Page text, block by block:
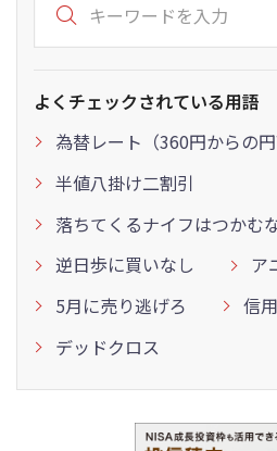
よくチェックされている用語
為替レート（360円からの円
半値八掛け二割引
落ちてくるナイフはつかむ
逆日歩に買いなし
ア
5月に売り逃げろ
信
デッドクロス